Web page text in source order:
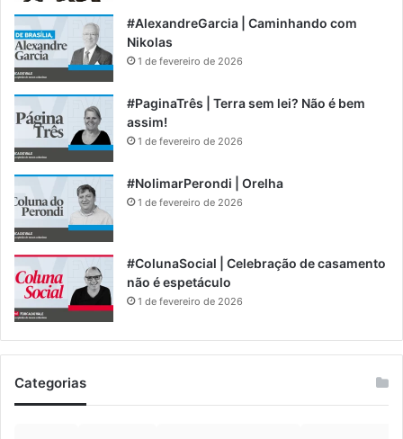
#AlexandreGarcia | Caminhando com
Nikolas
1 de fevereiro de 2026
#PaginaTrês | Terra sem lei? Não é bem
assim!
1 de fevereiro de 2026
#NolimarPerondi | Orelha
1 de fevereiro de 2026
#ColunaSocial | Celebração de casamento
não é espetáculo
1 de fevereiro de 2026
Categorias